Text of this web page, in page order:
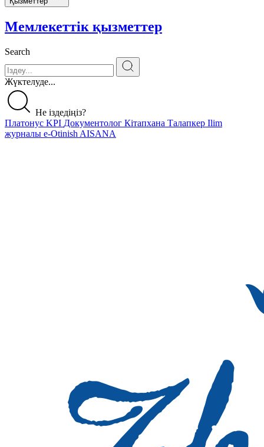
Мемлекеттік қызметтер
Search
Жүктелуде...
Не іздедіңіз?
Платонус KPI Документолог Кітапхана Талапкер Ilim
журналы e-Otinish AISANA